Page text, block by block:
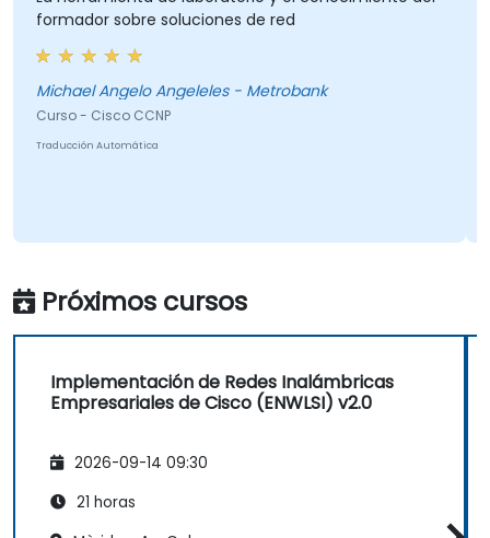
formador sobre soluciones de red
Michael Angelo Angeleles - Metrobank
Curso - Cisco CCNP
Traducción Automática
Próximos cursos
Implementación de Redes Inalámbricas
Empresariales de Cisco (ENWLSI) v2.0
2026-09-14 09:30
21 horas